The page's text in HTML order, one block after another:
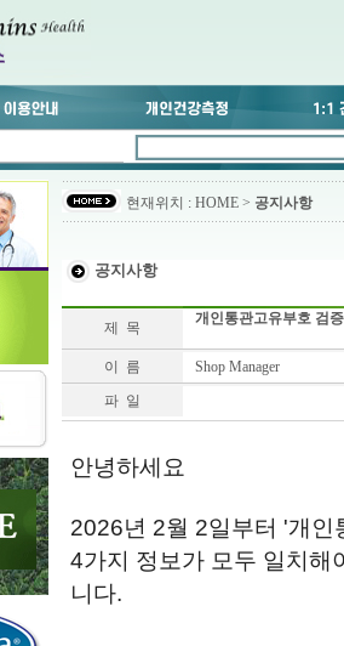
현재위치 : HOME > 공지사항
공지사항
제 목
개인통관고유부호 검
이 름
Shop Manager
파 일
안녕하세요
2026년 2월 2일부터 '개
4가지 정보가 모두 일치해
니다.